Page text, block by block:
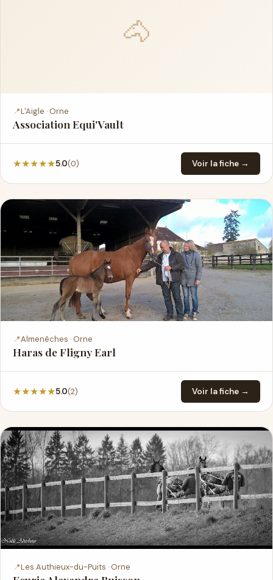
🐴
📍L'Aigle · Orne
Association Equi'Vault
★★★★★5.0(0) Voir la fiche →
📍Almenêches · Orne
Haras de Fligny Earl
★★★★★5.0(2) Voir la fiche →
📍Les Authieux-du-Puits · Orne